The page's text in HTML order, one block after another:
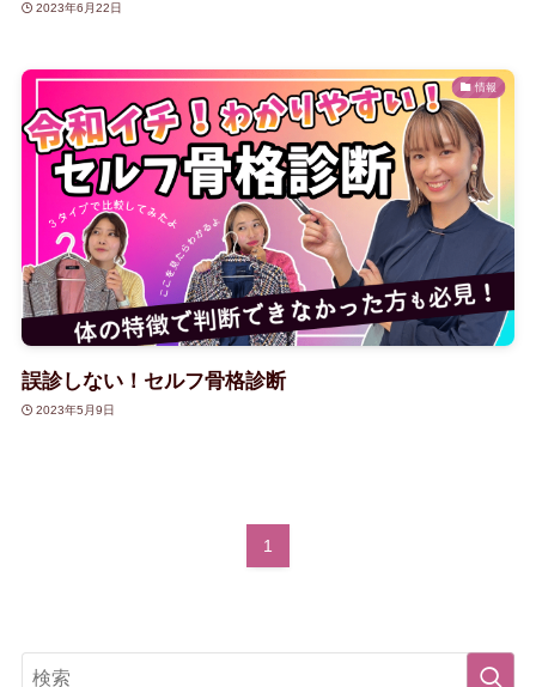
2023年6月22日
情報
誤診しない！セルフ骨格診断
2023年5月9日
1